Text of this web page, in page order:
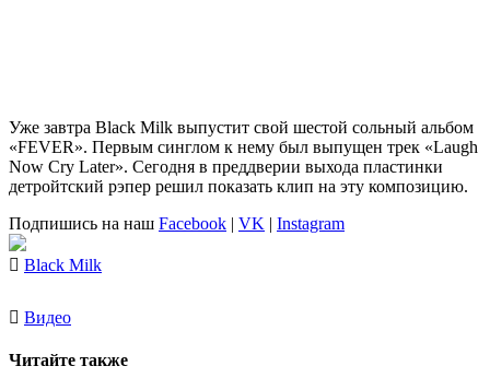
Уже завтра Black Milk выпустит свой шестой сольный альбом
«FEVER». Первым синглом к нему был выпущен трек «Laugh
Now Cry Later». Сегодня в преддверии выхода пластинки
детройтский рэпер решил показать клип на эту композицию.
Подпишись на наш Facebook | VK | Instagram
Black Milk
Видео
Читайте также